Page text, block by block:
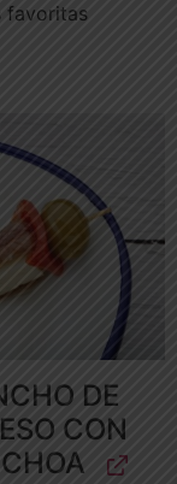
favoritas
DE
CON